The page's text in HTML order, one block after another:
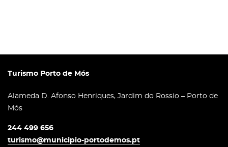
Turismo Porto de Mós
Alameda D. Afonso Henriques, Jardim do Rossio – Porto de
Mós
244 499 656
turismo@municipio-portodemos.pt